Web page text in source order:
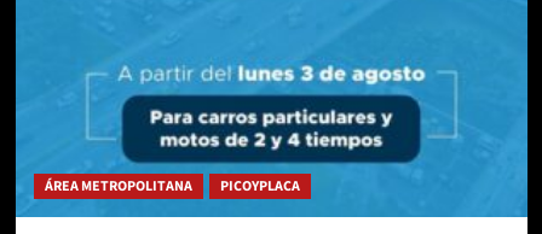
ÁREA METROPOLITANA PICOYPLACA